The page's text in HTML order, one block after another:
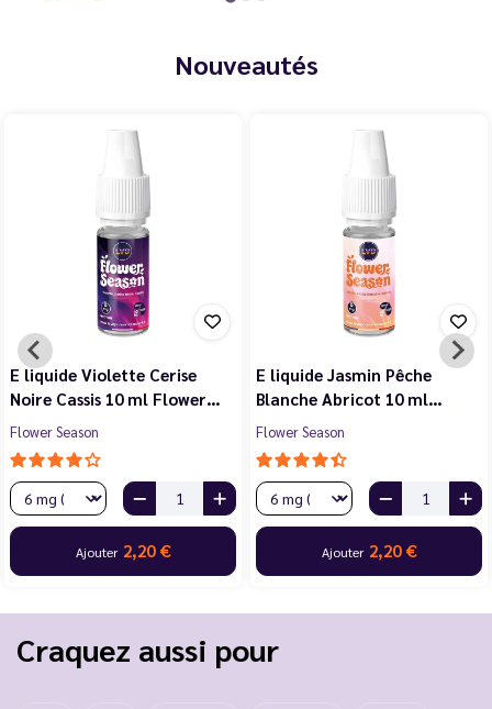
Nouveautés
E liquide Violette Cerise
Noire Cassis 10 ml Flower…
Flower Season
Ajouter 2,20 €
E liquide Jasmin Pêche
Blanche Abricot 10 ml…
Flower Season
Ajouter 2,20 €
Craquez aussi pour